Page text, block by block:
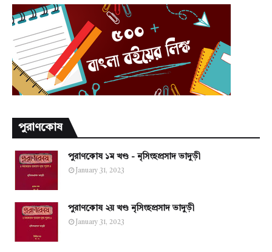
পুরাণকোষ
পুরাণকোষ ১ম খণ্ড - নৃসিংহপ্রসাদ ভাদুড়ী
January 31, 2023
পুরাণকোষ ২য় খণ্ড নৃসিংহপ্রসাদ ভাদুড়ী
January 31, 2023